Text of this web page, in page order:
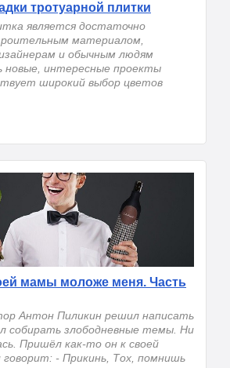
тротуарной плитки
является достаточно
материалом,
и обычным людям
новые, интересные проекты
широкий выбор цветов
мамы моложе меня. Часть
Антон Пиликин решил написать
собирать злободневные темы. Ни
Пришёл как-то он к своей
- Прикинь, Тох, помнишь